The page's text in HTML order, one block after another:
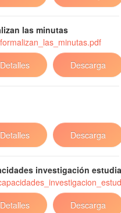
las minutas
Descarga
Detalles
Descarga
Detalles
investigación
Descarga
Detalles